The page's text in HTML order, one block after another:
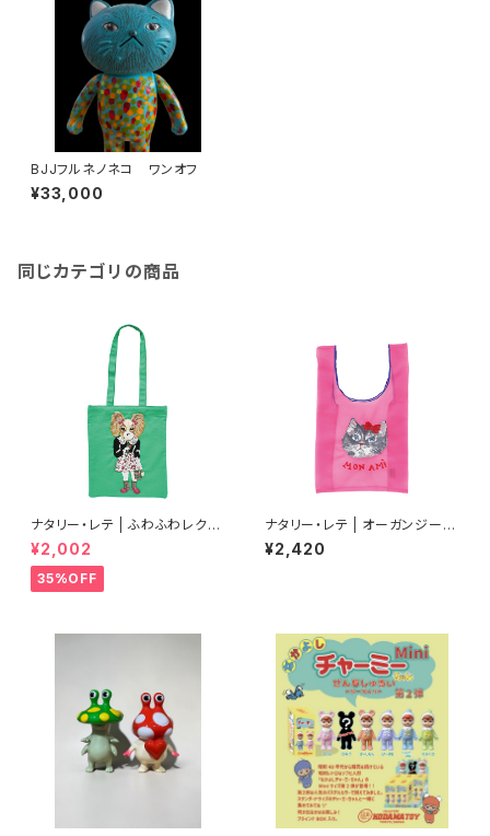
BJJフルネノネコ ワンオフ
¥33,000
同じカテゴリの商品
ナタリー・レテ | ふわふわレクタ
ングルトートバッグ ドッグ | Fluf
fy Rectangle tote bag Dog
¥2,002
35%OFF
ナタリー・レテ | オーガンジーバ
ッグ S グレーキャット | Organd
y Bag S Gray cat
¥2,420